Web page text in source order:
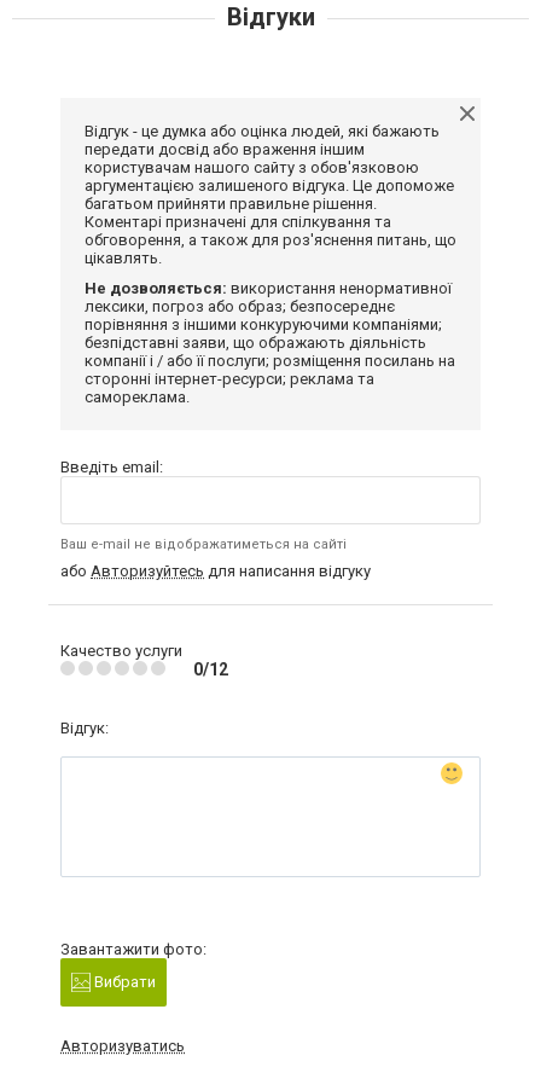
Відгуки
Відгук - це думка або оцінка людей, які бажають
передати досвід або враження іншим
користувачам нашого сайту з обов'язковою
аргументацією залишеного відгука. Це допоможе
багатьом прийняти правильне рішення.
Коментарі призначені для спілкування та
обговорення, а також для роз'яснення питань, що
цікавлять.
Не дозволяється: використання ненормативної
лексики, погроз або образ; безпосереднє
порівняння з іншими конкуруючими компаніями;
безпідставні заяви, що ображають діяльність
компанії і / або її послуги; розміщення посилань на
сторонні інтернет-ресурси; реклама та
самореклама.
Введіть email:
Ваш e-mail не відображатиметься на сайті
або Авторизуйтесь для написання відгуку
Качество услуги
0/12
Відгук:
Завантажити фото:
Вибрати
Авторизуватись